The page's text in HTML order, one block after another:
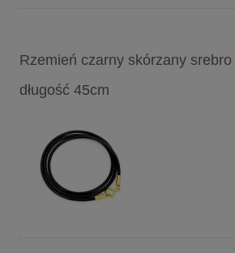
Rzemień czarny skórzany srebro
długość 45cm